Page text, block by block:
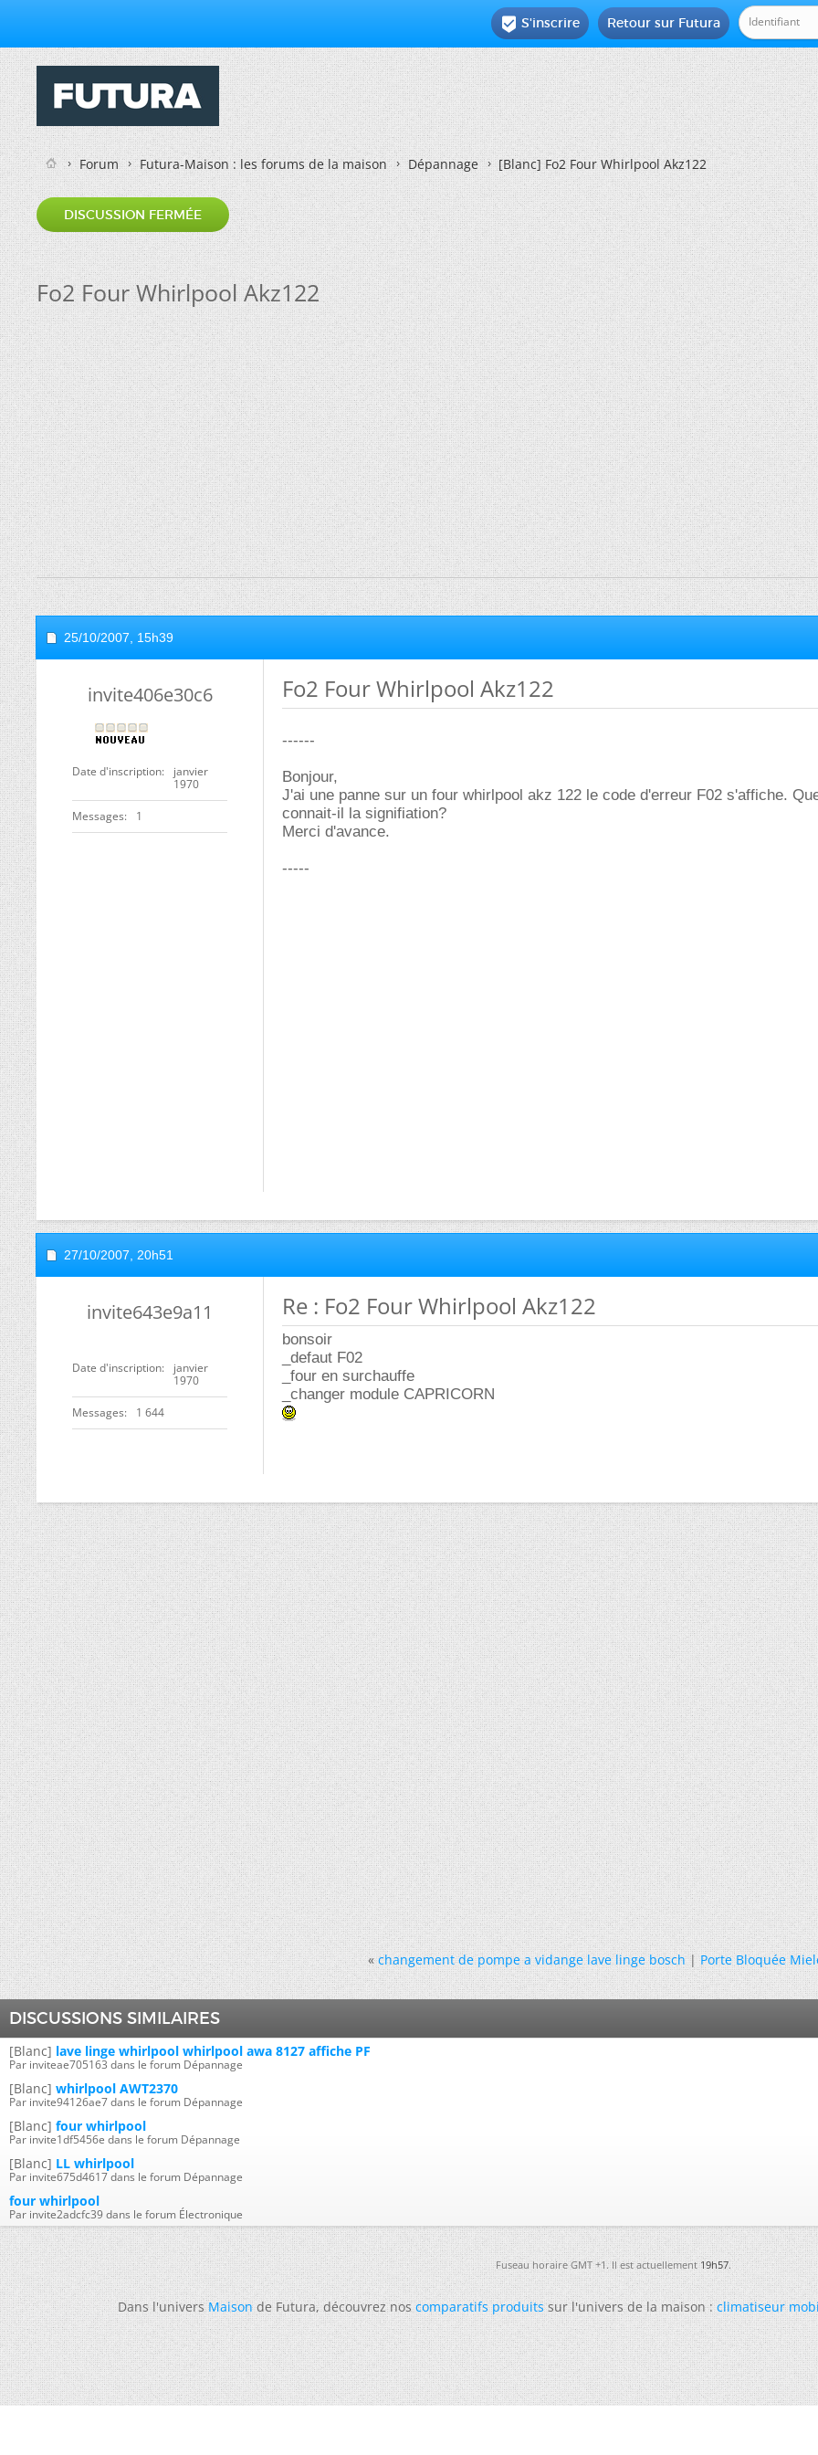
Retour sur Futura
 S'inscrire
Forum Futura-Maison : les forums de la maison Dépannage [Blanc]Fo2 Four Whirlpool Akz122
DISCUSSION FERMÉE
Fo2 Four Whirlpool Akz122
25/10/2007, 15h39
invite406e30c6
Date d'inscription
janvier
1970
Messages 1
Fo2 Four Whirlpool Akz122
------
Bonjour,
J'ai une panne sur un four whirlpool akz 122 le code d'erreur F02 s'affiche.
connait-il la signifiation?
Merci d'avance.
-----
27/10/2007, 20h51
invite643e9a11
Date d'inscription
janvier
1970
Messages 1 644
Re : Fo2 Four Whirlpool Akz122
bonsoir
_defaut F02
_four en surchauffe
_changer module CAPRICORN
« changement de pompe a vidange lave linge bosch|Porte Bloquée
DISCUSSIONS SIMILAIRES
[Blanc] lave linge whirlpool whirlpool awa 8127 affiche PF
Par inviteae705163 dans le forum Dépannage
[Blanc] whirlpool AWT2370
Par invite94126ae7 dans le forum Dépannage
[Blanc] four whirlpool
Par invite1df5456e dans le forum Dépannage
[Blanc] LL whirlpool
Par invite675d4617 dans le forum Dépannage
four whirlpool
Par invite2adcfc39 dans le forum Électronique
Fuseau horaire GMT +1. Il est actuellement19h57.
Dans l'universMaisonde Futura, découvrez noscomparatifs produitssur l'univers de la maison :climatiseur